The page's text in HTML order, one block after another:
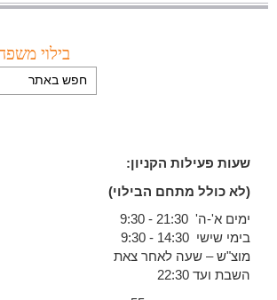
בילוי
שעות פעילות הקניון:
(לא כולל מתחם הבילוי)
ימים א'-ה' 21:30 - 9:30
בימי שישי 14:30 - 9:30
מוצ"ש – שעה לאחר צאת
השבת ועד 22:30